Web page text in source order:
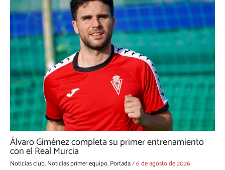
Álvaro Giménez completa su primer entrenamiento
con el Real Murcia
Noticias club,Noticias primer equipo,Portada/6 de agosto de 2026